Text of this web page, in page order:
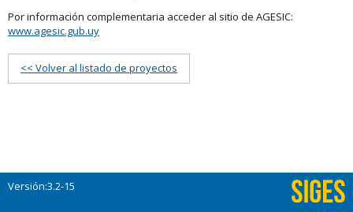
Por información complementaria acceder al sitio de AGESIC:
www.agesic.gub.uy
<< Volver al listado de proyectos
Versión:3.2-15